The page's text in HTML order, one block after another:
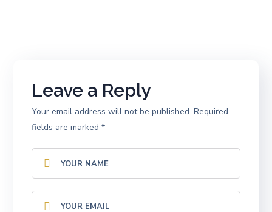
Leave a Reply
Your email address will not be published. Required
fields are marked*